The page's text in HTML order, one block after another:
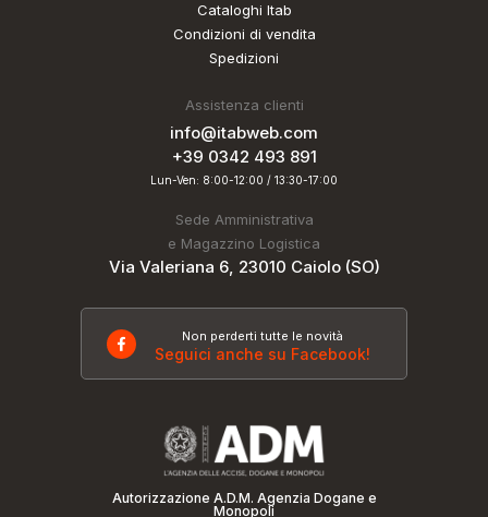
Cataloghi Itab
Condizioni di vendita
Spedizioni
Assistenza clienti
info@itabweb.com
+39 0342 493 891
Lun-Ven: 8:00-12:00 / 13:30-17:00
Sede Amministrativa
e Magazzino Logistica
Via Valeriana 6, 23010 Caiolo (SO)
Non perderti tutte le novità
Seguici anche su Facebook!
Autorizzazione A.D.M. Agenzia Dogane e
Monopoli